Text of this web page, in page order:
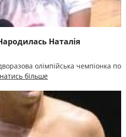
Наталія
олімпійська чемпіонка по
більше